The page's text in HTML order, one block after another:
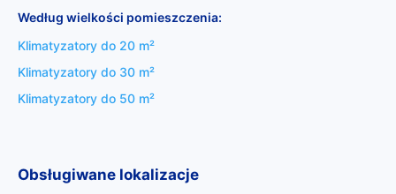
Według wielkości pomieszczenia:
Klimatyzatory do 20 m²
Klimatyzatory do 30 m²
Klimatyzatory do 50 m²
Obsługiwane lokalizacje